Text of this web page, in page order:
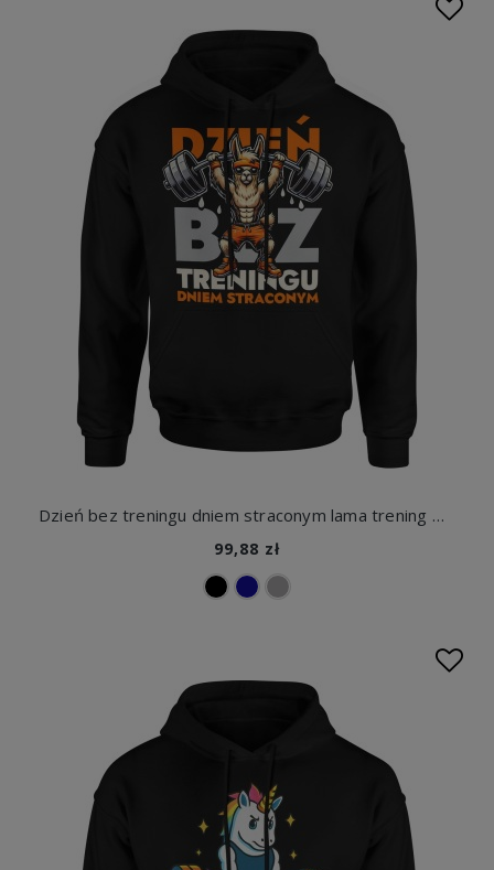
Dzień bez treningu dniem straconym lama trening Męska bluza z kapturem
99,88 zł